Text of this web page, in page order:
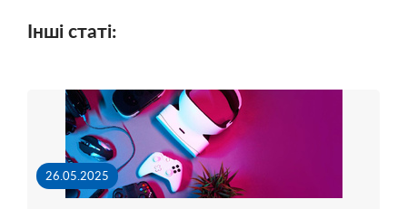
Інші статі:
26.05.2025